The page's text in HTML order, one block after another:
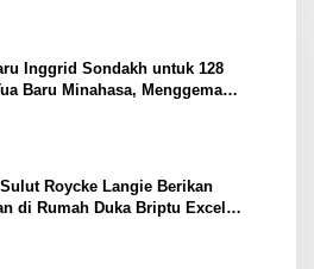
Inggrid Sondakh untuk 128
Baru Minahasa, Menggema
Roycke Langie Berikan
di Rumah Duka Briptu Excel